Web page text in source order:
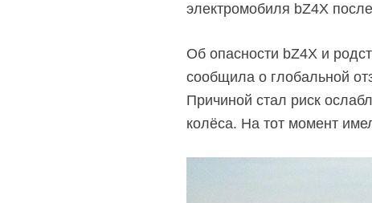
электромобиля bZ4X
Об опасности bZ4X и
сообщила о глобальной
Причиной стал риск
колёса. На тот момент